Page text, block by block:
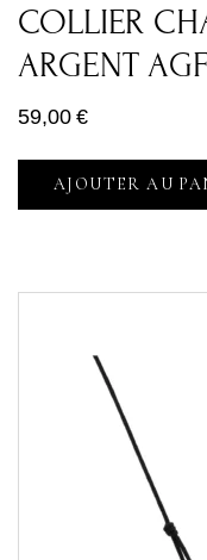
COLLIER
ARGENT
59,00€
AJOUTER AU